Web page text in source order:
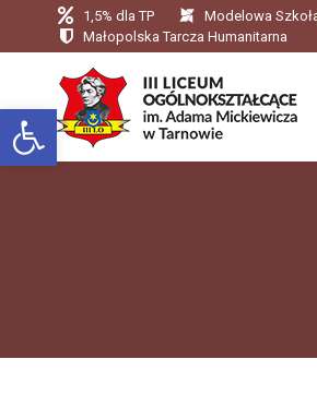
Otwórz pasek narzędzi
1,5% dla TP Modelowa
Małopolska Tarcza Humanitarna